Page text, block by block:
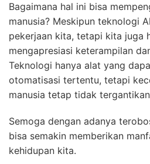
Bagaimana hal ini bisa
manusia? Meskipun teknologi
pekerjaan kita, tetapi kita juga
mengapresiasi keterampilan
Teknologi hanya alat yang
otomatisasi tertentu, tetapi
manusia tetap tidak
Semoga dengan adanya
bisa semakin memberikan
kehidupan kita.